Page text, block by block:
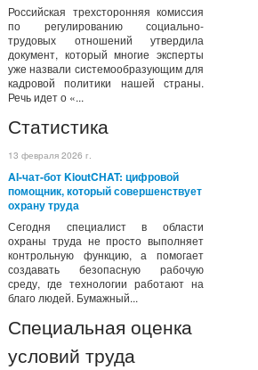
Российская трехсторонняя комиссия
по регулированию социально-
трудовых отношений утвердила
документ, который многие эксперты
уже назвали системообразующим для
кадровой политики нашей страны.
Речь идет о «...
Статистика
13 февраля 2026 г.
AI-чат-бот KioutCHAT: цифровой
помощник, который совершенствует
охрану труда
Сегодня специалист в области
охраны труда не просто выполняет
контрольную функцию, а помогает
создавать безопасную рабочую
среду, где технологии работают на
благо людей. Бумажный...
Специальная оценка
условий труда